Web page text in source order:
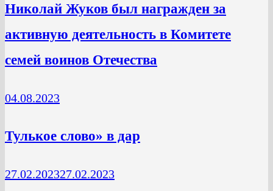
Николай Жуков был награжден за
активную деятельность в Комитете
семей воинов Отечества
04.08.2023
Тулькое слово» в дар
27.02.202327.02.2023